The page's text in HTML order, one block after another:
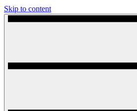
Skip to content